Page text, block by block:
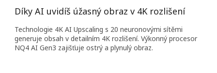
Díky AI uvidíš úžasný obraz v 4K rozlišení
Technologie 4K AI Upscaling s 20 neuronovými sítěmi
generuje obsah v detailním 4K rozlišení. Výkonný procesor
NQ4 AI Gen3 zajišťuje ostrý a plynulý obraz.